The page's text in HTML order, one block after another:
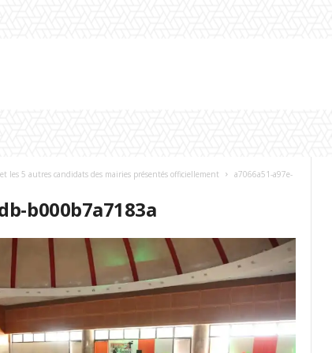
les 5 autres candidats des mairies présentés officiellement
a7066a51-a97e-
b000b7a7183a